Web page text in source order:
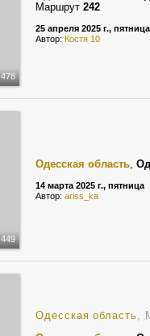
478
Маршрут 242
25 апреля 2025 г., пятница
Автор: Костя 10
449
Одесская область,
14 марта 2025 г., пятница
Автор: ariss_ka
Одесская область,